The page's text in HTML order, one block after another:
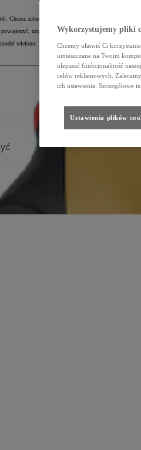
Chcesz zobaczyć pełną listę? Scrolluj w bok.
użyj lupy. Klikając ponownie, wrócisz do
telefonu. Wynik pojawi się na dole, pod
Wykorzystujemy pliki
Chcemy ułatwić Ci
umieszczane na Twoim
ulepszać funkcjonalność
celów reklamowych.
ich ustawienia. Szczegółowe
Ustawienia plików